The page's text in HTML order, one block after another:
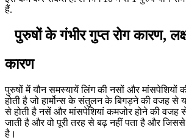
हैं.
पुरुषों के गंभीर गुप्त रोग कारण,
कारण
पुरुषों में यौन समस्यायें लिंग की नसों और मांसपेशियों
होती है जो हार्मोन्स के संतुलन के बिगड़ने की वजह से
से होती है नसें और मांसपेशियां कमजोर होने की
जाती है और वो पूरी तरह से बढ़ नहीं पता है और जिससे
है।